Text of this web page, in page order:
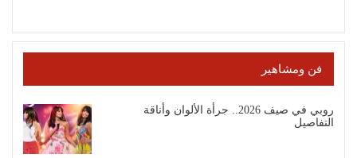
فن ومشاهير
روبي في صيف 2026.. جرأة الألوان وأناقة
التفاصيل